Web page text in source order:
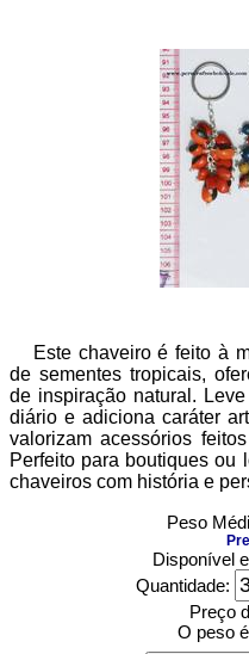
Este chaveiro é feito à
de sementes tropicais,
de inspiração natural.
diário e adiciona caráter
valorizam acessórios
Perfeito para boutiques ou
chaveiros com história e
Peso
Disponível
Quantidade:
Preço
O peso